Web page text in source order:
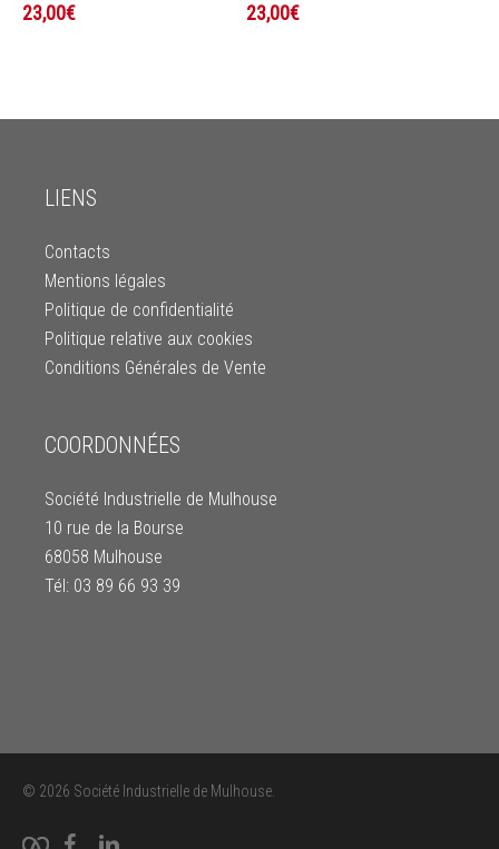
23,00€
23,00€
LIENS
Contacts
Mentions légales
Politique de confidentialité
Politique relative aux cookies
Conditions Générales de Vente
COORDONNÉES
Société Industrielle de Mulhouse
10 rue de la Bourse
68058 Mulhouse
Tél: 03 89 66 93 39
© 2026 Société Industrielle de Mulhouse.
facebooklinkedin